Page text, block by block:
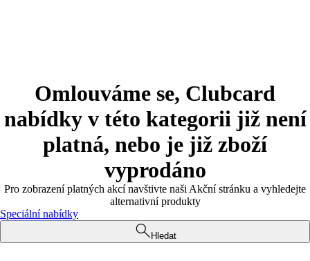
Omlouváme se, Clubcard
nabídky v této kategorii již není
platná, nebo je již zboží
vyprodáno
Pro zobrazení platných akcí navštivte naši Akční stránku a vyhledejte
alternativní produkty
Speciální nabídky
Hledat